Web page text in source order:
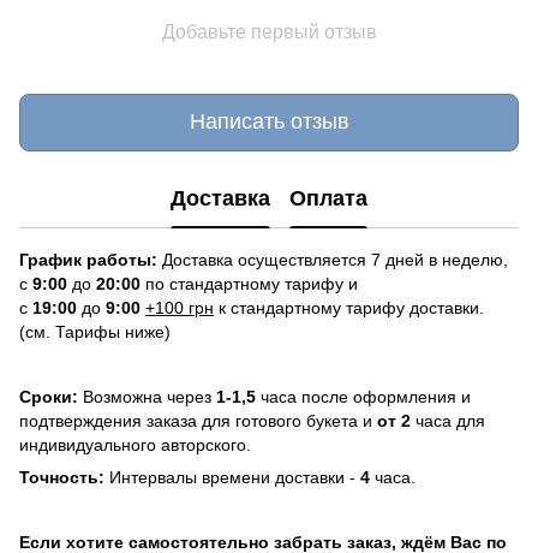
Добавьте первый отзыв
Написать отзыв
Доставка Оплата
График работы: Доставка осуществляется 7 дней в неделю,
с 9:00 до 20:00 по стандартному тарифу и
с 19:00 до 9:00 +100 грн к стандартному тарифу доставки.
(см. Тарифы ниже)
Сроки: Возможна через 1-1,5 часа после оформления и
подтверждения заказа для готового букета и от 2 часа для
индивидуального авторского.
Точность: Интервалы времени доставки - 4 часа.
Если хотите самостоятельно забрать заказ, ждём Вас по